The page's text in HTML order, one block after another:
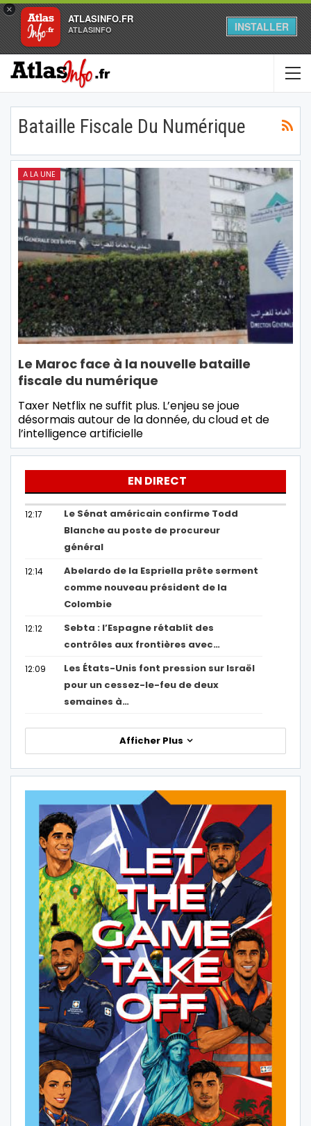
×
ATLASINFO.FR
ATLASINFO INSTALLER
Bataille Fiscale Du Numérique
A LA UNE
Le Maroc face à la nouvelle bataille
fiscale du numérique
Taxer Netflix ne suffit plus. L’enjeu se joue
désormais autour de la donnée, du cloud et de
l’intelligence artificielle
EN DIRECT
12:17
Le Sénat américain confirme Todd
Blanche au poste de procureur
général
12:14
Abelardo de la Espriella prête serment
comme nouveau président de la
Colombie
12:12
Sebta : l’Espagne rétablit des
contrôles aux frontières avec…
12:09
Les États-Unis font pression sur Israël
pour un cessez-le-feu de deux
semaines à…
Afficher Plus